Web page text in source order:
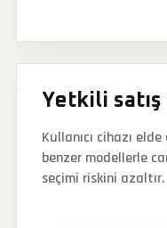
Yetkili
Kullanıcı cihazı
benzer modellerle
seçimi riskini azaltır.